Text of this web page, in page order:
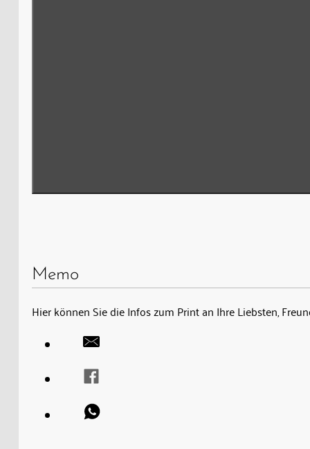
Memo
Hier können Sie die Infos zum Print an Ihre Liebsten,